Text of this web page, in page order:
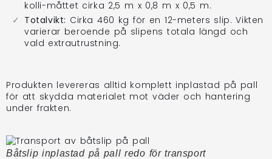
kolli-måttet cirka 2,5 m x 0,8 m x 0,5 m.
Totalvikt: Cirka 460 kg för en 12-meters slip. Vikten
varierar beroende på slipens totala längd och
vald extrautrustning.
Produkten levereras alltid komplett inplastad på pall
för att skydda materialet mot väder och hantering
under frakten.
Båtslip inplastad på pall redo för transport